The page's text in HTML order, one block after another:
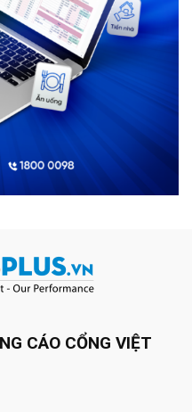
CÁO CỔNG VIỆT